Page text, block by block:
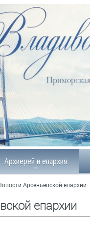
Архиерей и епархия
Арсеньевской епархии
епархии